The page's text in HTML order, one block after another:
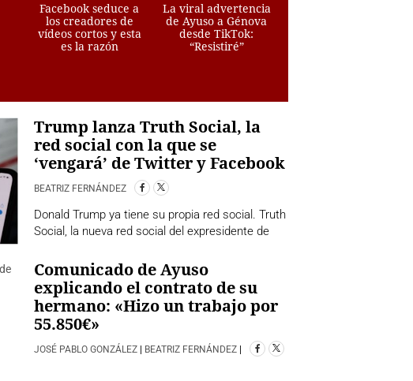
Facebook seduce a
los creadores de
vídeos cortos y esta
es la razón
La viral advertencia
de Ayuso a Génova
desde TikTok:
“Resistiré”
Trump lanza Truth Social, la
red social con la que se
‘vengará’ de Twitter y Facebook
BEATRIZ FERNÁNDEZ
Donald Trump ya tiene su propia red social. Truth
Social, la nueva red social del expresidente de
Comunicado de Ayuso
explicando el contrato de su
hermano: «Hizo un trabajo por
55.850€»
JOSÉ PABLO GONZÁLEZ BEATRIZ FERNÁNDEZ